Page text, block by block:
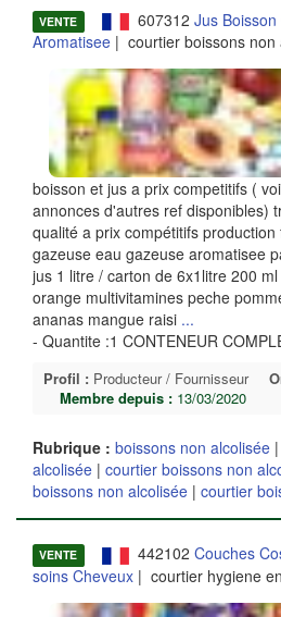
VENTE 607312 Jus
Aromatisee | courtier boissons non
boisson et jus a prix competitifs (
annonces d'autres ref disponibles)
qualité a prix compétitifs
gazeuse eau gazeuse aromatisee
jus 1 litre / carton de 6x1litre 200
orange multivitamines peche
ananas mangue raisi ...
- Quantite :1 CONTENEUR
Profil : Producteur / Fournisseur
Membre depuis : 13/03/2020
Rubrique : boissons non alcolisée |
alcolisée | courtier boissons non
boissons non alcolisée | courtier
VENTE 442102 Couches
soins Cheveux | courtier hygiene